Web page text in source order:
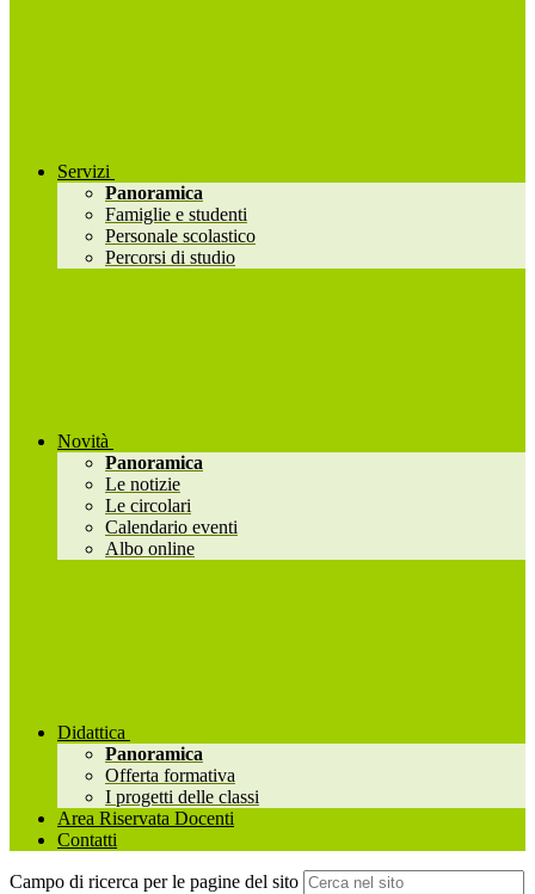
Servizi
Panoramica
Famiglie e studenti
Personale scolastico
Percorsi di studio
Novità
Panoramica
Le notizie
Le circolari
Calendario eventi
Albo online
Didattica
Panoramica
Offerta formativa
I progetti delle classi
Area Riservata Docenti
Contatti
Campo di ricerca per le pagine del sito